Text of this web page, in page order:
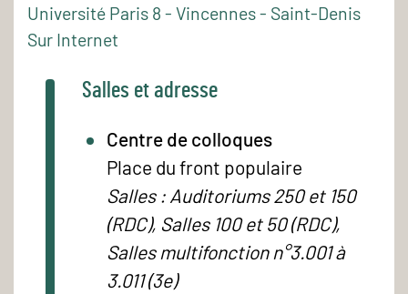
Université Paris 8 - Vincennes - Saint-Denis
Sur Internet
Salles et adresse
Centre de colloques
Place du front populaire
Salles : Auditoriums 250 et 150
(RDC), Salles 100 et 50 (RDC),
Salles multifonction n°3.001 à
3.011 (3e)